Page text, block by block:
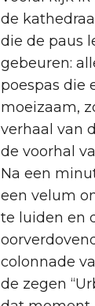
de
die de paus
gebeuren:
poespas die
moeizaam,
verhaal van
de voorhal
Na een
een velum
te luiden en
colonnade
de zegen